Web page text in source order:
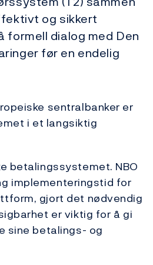
og sikkert
formell dialog med Den
før en endelig
sentralbanker er
i et langsiktig
betalingssystemet. NBO
implementeringstid for
gjort det nødvendig
er viktig for å gi
sine betalings- og